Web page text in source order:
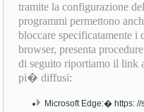
tramite la configurazione
programmi permettono
bloccare specificatamente i
browser, presenta
di seguito riportiamo il link
pi� diffusi:
Microsoft Edge:� https: